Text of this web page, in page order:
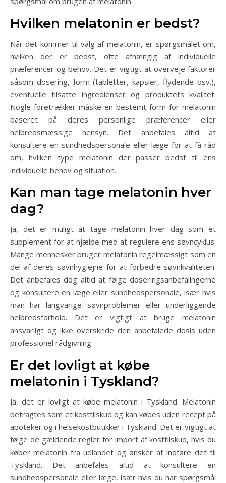
Hvilken melatonin er bedst?
Når det kommer til valg af melatonin, er spørgsmålet om,
hvilken der er bedst, ofte afhængig af individuelle
præferencer og behov. Det er vigtigt at overveje faktorer
såsom dosering, form (tabletter, kapsler, flydende osv.),
eventuelle tilsatte ingredienser og produktets kvalitet.
Nogle foretrækker måske en bestemt form for melatonin
baseret på deres personlige præferencer eller
helbredsmæssige hensyn. Det anbefales altid at
konsultere en sundhedspersonale eller læge for at få råd
om, hvilken type melatonin der passer bedst til ens
individuelle behov og situation.
Kan man tage melatonin hver
dag?
Ja, det er muligt at tage melatonin hver dag som et
supplement for at hjælpe med at regulere ens søvncyklus.
Mange mennesker bruger melatonin regelmæssigt som en
del af deres søvnhygiejne for at forbedre søvnkvaliteten.
Det anbefales dog altid at følge doseringsanbefalingerne
og konsultere en læge eller sundhedspersonale, især hvis
man har langvarige søvnproblemer eller underliggende
helbredsforhold. Det er vigtigt at bruge melatonin
ansvarligt og ikke overskride den anbefalede dosis uden
professionel rådgivning.
Er det lovligt at købe
melatonin i Tyskland?
Ja, det er lovligt at købe melatonin i Tyskland. Melatonin
betragtes som et kosttilskud og kan købes uden recept på
apoteker og i helsekostbutikker i Tyskland. Det er vigtigt at
følge de gældende regler for import af kosttilskud, hvis du
køber melatonin fra udlandet og ønsker at indføre det til
Tyskland. Det anbefales altid at konsultere en
sundhedspersonale eller læge, især hvis du har spørgsmål